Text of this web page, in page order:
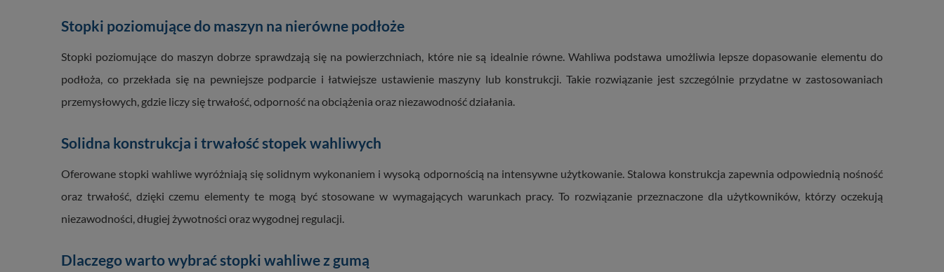
Stopki poziomujące do maszyn na nierówne podłoże
Stopki poziomujące do maszyn dobrze sprawdzają się na powierzchniach, które nie są idealnie równe. Wahliwa podstawa umożliwia lepsze dopasowanie elementu do
podłoża, co przekłada się na pewniejsze podparcie i łatwiejsze ustawienie maszyny lub konstrukcji. Takie rozwiązanie jest szczególnie przydatne w zastosowaniach
przemysłowych, gdzie liczy się trwałość, odporność na obciążenia oraz niezawodność działania.
Solidna konstrukcja i trwałość stopek wahliwych
Oferowane stopki wahliwe wyróżniają się solidnym wykonaniem i wysoką odpornością na intensywne użytkowanie. Stalowa konstrukcja zapewnia odpowiednią nośność
oraz trwałość, dzięki czemu elementy te mogą być stosowane w wymagających warunkach pracy. To rozwiązanie przeznaczone dla użytkowników, którzy oczekują
niezawodności, długiej żywotności oraz wygodnej regulacji.
Dlaczego warto wybrać stopki wahliwe z gumą